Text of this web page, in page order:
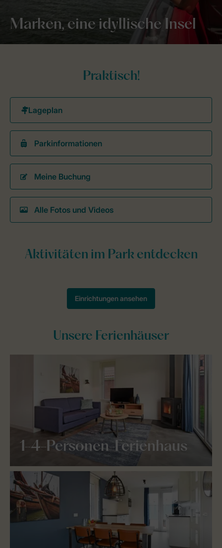
Marken, eine idyllische Insel
Praktisch!
Parkinformationen
Meine Buchung
Alle Fotos und Videos
Unsere Ferienhäuser
1-4-Personen-Ferienhaus